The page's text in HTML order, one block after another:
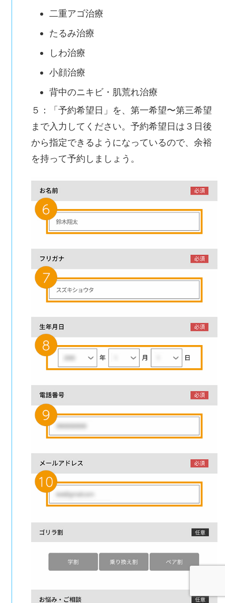
二重アゴ治療
たるみ治療
しわ治療
小顔治療
背中のニキビ・肌荒れ治療
５：「予約希望日」を、第一希望〜第三希望
まで入力してください。予約希望日は３日後
から指定できるようになっているので、余裕
を持って予約しましょう。